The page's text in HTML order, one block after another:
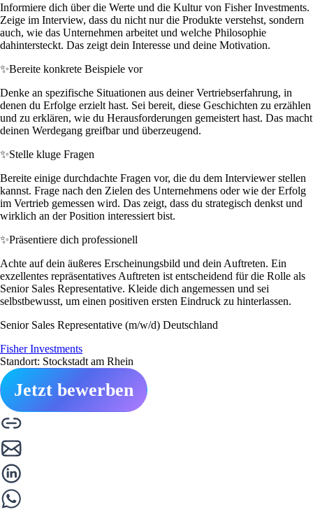
Informiere dich über die Werte und die Kultur von Fisher Investments.
Zeige im Interview, dass du nicht nur die Produkte verstehst, sondern
auch, wie das Unternehmen arbeitet und welche Philosophie
dahintersteckt. Das zeigt dein Interesse und deine Motivation.
✨Bereite konkrete Beispiele vor
Denke an spezifische Situationen aus deiner Vertriebserfahrung, in
denen du Erfolge erzielt hast. Sei bereit, diese Geschichten zu erzählen
und zu erklären, wie du Herausforderungen gemeistert hast. Das macht
deinen Werdegang greifbar und überzeugend.
✨Stelle kluge Fragen
Bereite einige durchdachte Fragen vor, die du dem Interviewer stellen
kannst. Frage nach den Zielen des Unternehmens oder wie der Erfolg
im Vertrieb gemessen wird. Das zeigt, dass du strategisch denkst und
wirklich an der Position interessiert bist.
✨Präsentiere dich professionell
Achte auf dein äußeres Erscheinungsbild und dein Auftreten. Ein
exzellentes repräsentatives Auftreten ist entscheidend für die Rolle als
Senior Sales Representative. Kleide dich angemessen und sei
selbstbewusst, um einen positiven ersten Eindruck zu hinterlassen.
Senior Sales Representative (m/w/d) Deutschland
Fisher Investments
Standort: Stockstadt am Rhein
Jetzt bewerben